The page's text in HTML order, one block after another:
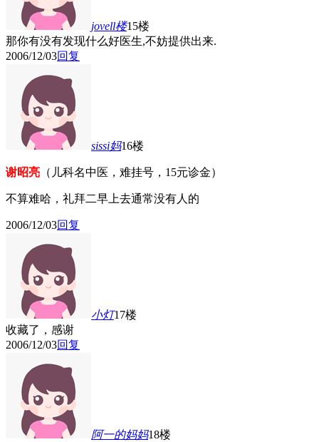
jovell楼15楼
那你有没有发现什么好医生,不妨提供出来.
2006/12/03回复
sissi妈16楼
谢昭亮 （儿科名中医，难挂号，15元诊金）
不算难哈，礼拜二早上去通常没有人的
2006/12/03回复
小灯17楼
收藏了，感谢
2006/12/03回复
阿一的妈妈18楼